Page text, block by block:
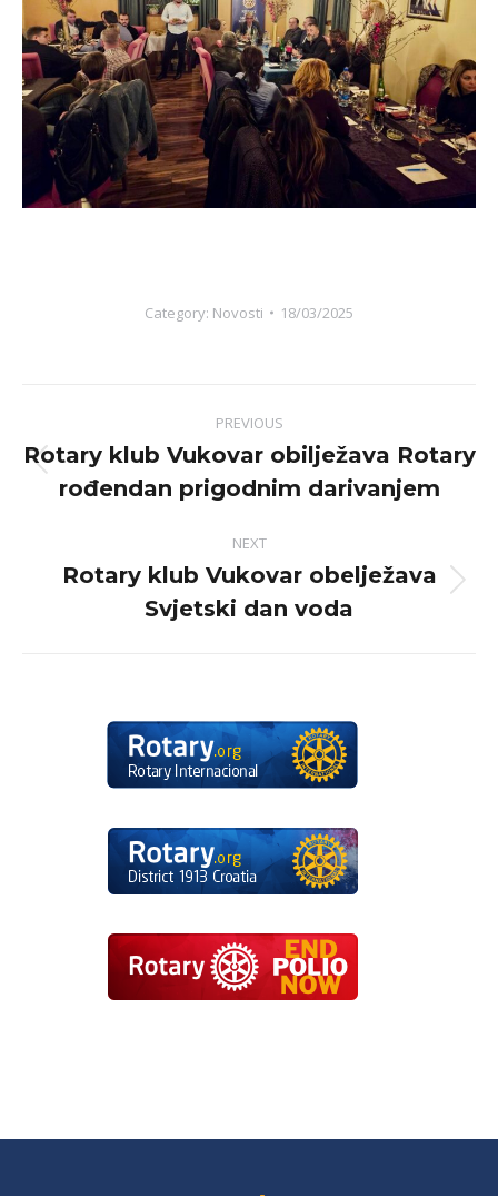
Category: Novosti 18/03/2025
navigation
PREVIOUS
Previous
post:
Rotary klub Vukovar obilježava Rotary
rođendan prigodnim darivanjem
NEXT
Next
post:
Rotary klub Vukovar obelježava
Svjetski dan voda